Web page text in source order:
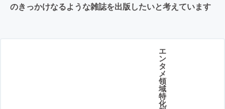
のきっかけなるような雑誌を出版したいと考えています
エ
ン
タ
メ
領
域
特
化